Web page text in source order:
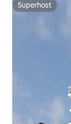
Superhost
Superhost